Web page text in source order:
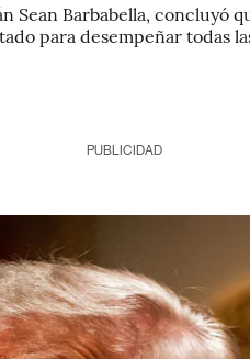
Sean Barbabella, concluyó
para desempeñar todas
PUBLICIDAD